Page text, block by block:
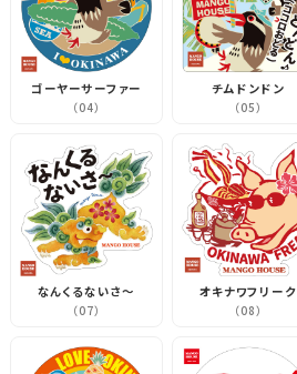
ゴーヤーサーファー
（04）
チムドンドン
（05）
なんくるないさ～
（07）
オキナワフリーク
（08）